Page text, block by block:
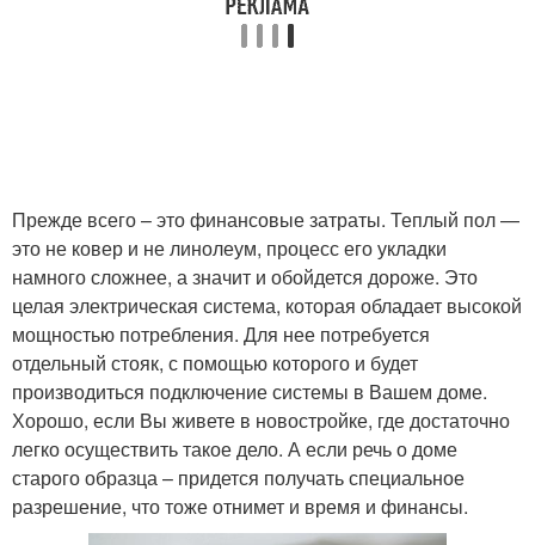
Прежде всего – это финансовые затраты. Теплый пол —
это не ковер и не линолеум, процесс его укладки
намного сложнее, а значит и обойдется дороже. Это
целая электрическая система, которая обладает высокой
мощностью потребления. Для нее потребуется
отдельный стояк, с помощью которого и будет
производиться подключение системы в Вашем доме.
Хорошо, если Вы живете в новостройке, где достаточно
легко осуществить такое дело. А если речь о доме
старого образца – придется получать специальное
разрешение, что тоже отнимет и время и финансы.